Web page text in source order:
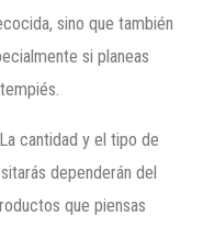
sino que también
si planeas
La cantidad y el tipo de
dependerán del
que piensas